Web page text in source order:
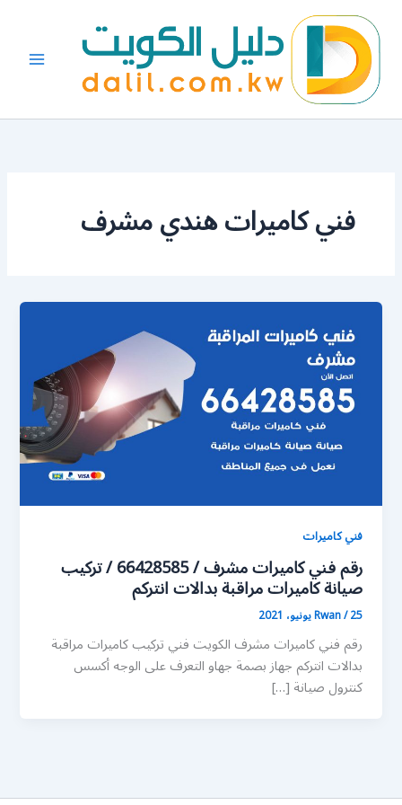
المحتوى
فني كاميرات هندي مشرف
فني كاميرات
رقم فني كاميرات مشرف / 66428585 / تركيب
صيانة كاميرات مراقبة بدالات انتركم
Rwan/25 يونيو، 2021
رقم فني كاميرات مشرف الكويت فني تركيب كاميرات مراقبة
بدالات انتركم جهاز بصمة جهاو التعرف على الوجه أكسس
كنترول صيانة […]